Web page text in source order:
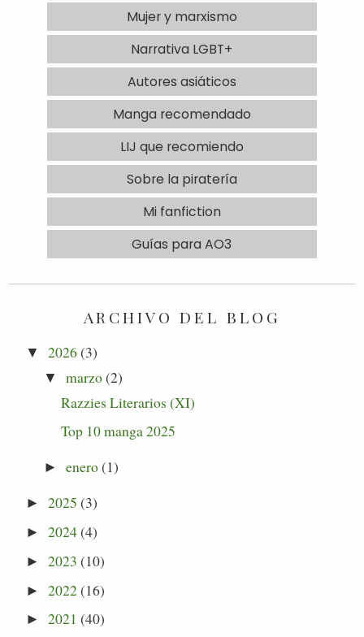
Mujer y marxismo
Narrativa LGBT+
Autores asiáticos
Manga recomendado
LIJ que recomiendo
Sobre la piratería
Mi fanfiction
Guías para AO3
ARCHIVO DEL BLOG
▼ 2026(3)
▼ marzo(2)
Razzies Literarios (XI)
Top 10 manga 2025
► enero(1)
►2025 (3)
►2024(4)
►2023 (10)
►2022(16)
►2021 (40)